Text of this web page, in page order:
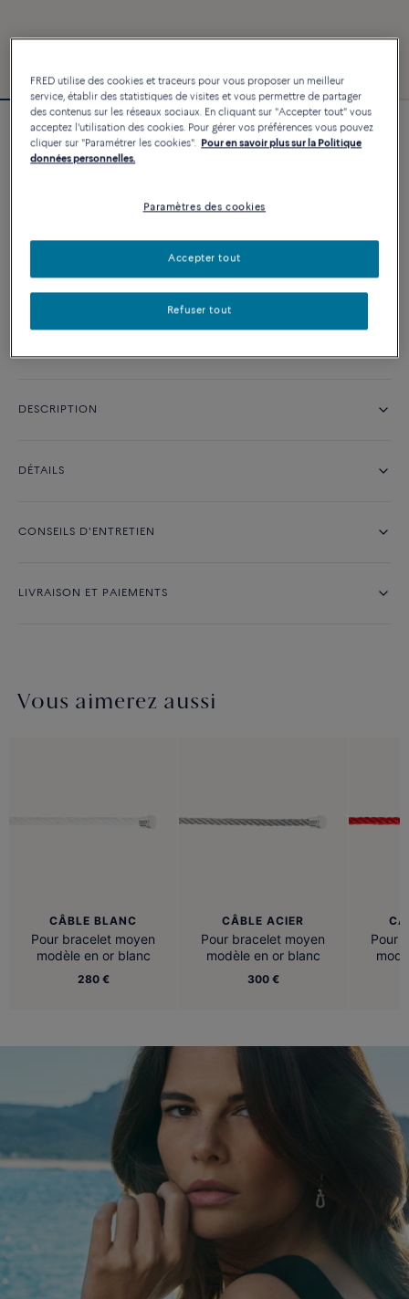
Bracelet Force 10
2 640 €
Disponibilité en boutique
DESCRIPTION
DÉTAILS
CONSEILS D'ENTRETIEN
LIVRAISON ET PAIEMENTS
Vous aimerez aussi
CÂBLE BLANC
Pour bracelet moyen
modèle en or blanc
280 €
CÂBLE ACIER
Pour bracelet moyen
modèle en or blanc
300 €
Pour
FRED utilise des cookies et traceurs pour vous proposer un meilleur
service, établir des statistiques de visites et vous permettre de partager
des contenus sur les réseaux sociaux. En cliquant sur "Accepter tout" vous
acceptez l'utilisation des cookies. Pour gérer vos préférences vous pouvez
cliquer sur "Paramétrer les cookies". Pour en savoir plus sur la Politique
données personnelles.
Paramètres des cookies
Refuser tout
Accepter tout